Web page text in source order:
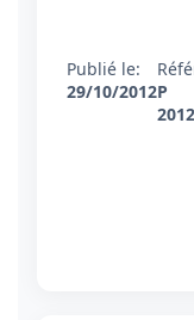
Publié le:
29/10/2012P